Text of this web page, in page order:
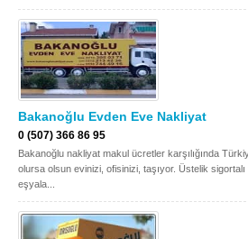
DEFTER
NAKLİYECİ İLANLARI
Bakanoğlu Evden Eve Nakliyat
0 (507) 366 86 95
Bakanoğlu nakliyat makul ücretler karşılığında
olursa olsun evinizi, ofisinizi, taşıyor. Üstelik sigortalı
eşyala...